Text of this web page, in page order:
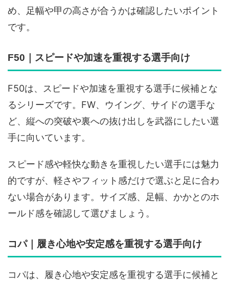
め、足幅や甲の高さが合うかは確認したいポイント
です。
F50｜スピードや加速を重視する選手向け
F50は、スピードや加速を重視する選手に候補とな
るシリーズです。FW、ウイング、サイドの選手な
ど、縦への突破や裏への抜け出しを武器にしたい選
手に向いています。
スピード感や軽快な動きを重視したい選手には魅力
的ですが、軽さやフィット感だけで選ぶと足に合わ
ない場合があります。サイズ感、足幅、かかとのホ
ールド感を確認して選びましょう。
コパ｜履き心地や安定感を重視する選手向け
コパは、履き心地や安定感を重視する選手に候補と